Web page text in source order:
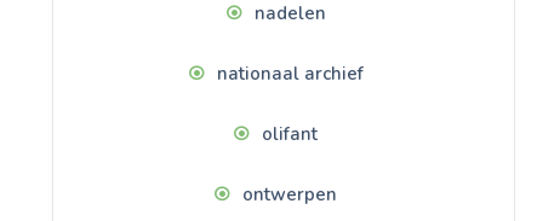
nadelen
nationaal archief
olifant
ontwerpen